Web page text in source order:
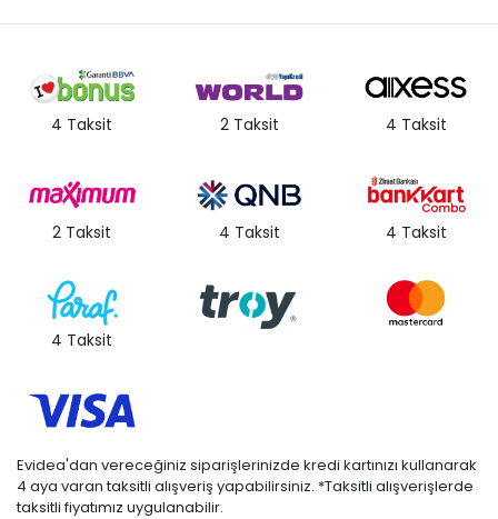
4 Taksit 2 Taksit 4 Taksit
2 Taksit 4 Taksit 4 Taksit
4 Taksit
Evidea'dan vereceğiniz siparişlerinizde kredi kartınızı kullanarak
4 aya varan taksitli alışveriş yapabilirsiniz. *Taksitli alışverişlerde
taksitli fiyatımız uygulanabilir.